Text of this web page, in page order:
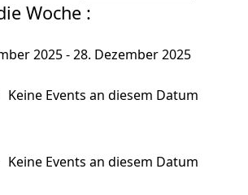
Woche :
2025 - 28. Dezember 2025
Keine Events an diesem Datum
Keine Events an diesem Datum